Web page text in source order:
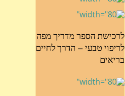
לרכישת הספר מדריך מפה
לריפוי טבעי – הדרך לחיים
בריאים